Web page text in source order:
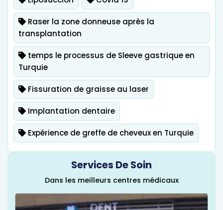
Raser la zone donneuse après la
transplantation
temps le processus de Sleeve gastrique en
Turquie
Fissuration de graisse au laser
Implantation dentaire
Expérience de greffe de cheveux en Turquie
Services De Soin
Dans les meilleurs centres médicaux